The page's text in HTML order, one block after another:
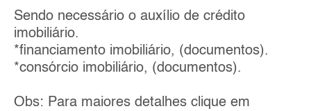
Sendo necessário o auxílio de crédito
imobiliário.
*financiamento imobiliário, (documentos).
*consórcio imobiliário, (documentos).
Obs: Para maiores detalhes clique em